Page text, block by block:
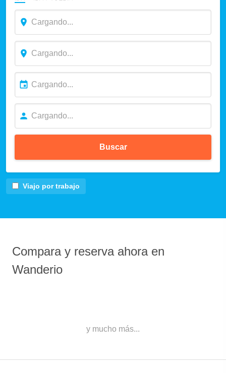
Buscar
Viajo por trabajo
Compara y reserva ahora en
Wanderio
y mucho más...